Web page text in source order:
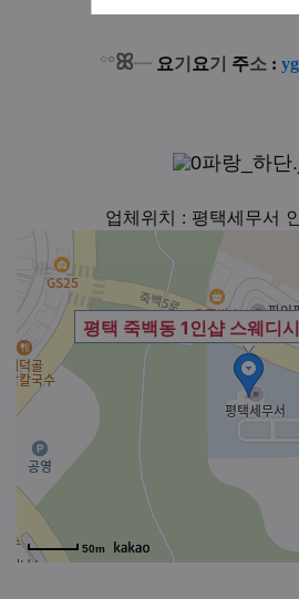
°°ꕤ┈ 요기 요기 주소 :
업체위치 : 평택세무서
평택 죽백동 1인샵 스웨디
50m